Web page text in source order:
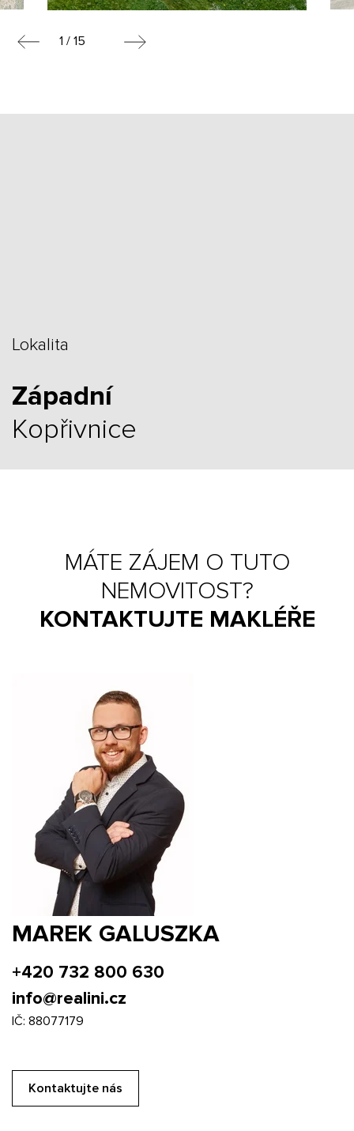
1 / 15
Lokalita
Západní
Kopřivnice
MÁTE ZÁJEM O TUTO
NEMOVITOST?
KONTAKTUJTE MAKLÉŘE
MAREK GALUSZKA
+420 732 800 630
info@realini.cz
IČ: 88077179
Kontaktujte nás